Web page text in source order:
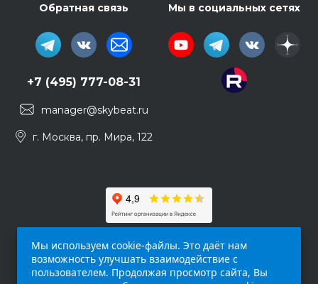
Обратная связь
+7 (495) 777-08-31
manager@skybeat.ru
г. Москва, пр. Мира, 122
Мы в социальных сетях
Мы используем cookie-файлы. Это даёт нам
возможность улучшать взаимодействие с
пользователем. Продолжая просмотр сайта, Вы